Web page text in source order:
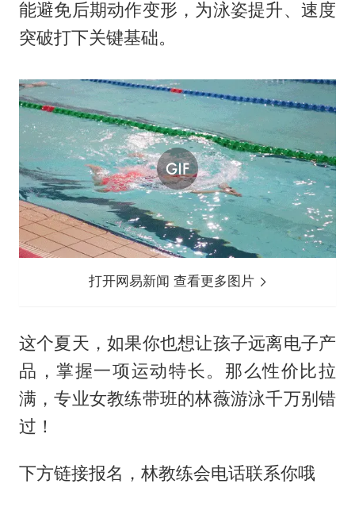
能避免后期动作变形，为泳姿提升、速度
突破打下关键基础。
打开网易新闻 查看更多图片
这个夏天，如果你也想让孩子远离电子产
品，掌握一项运动特长。那么性价比拉
满，专业女教练带班的林薇游泳千万别错
过！
下方链接报名，林教练会电话联系你哦